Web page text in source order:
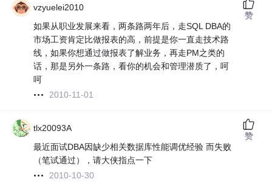
vzyuelei2010
如果从职业发展来看，两条路两年后，走SQL DBA的
市场工资肯定比做报表的高，前提是你一直走技术路
线，如果你想通过做报表了解业务，再走PM之类的
话，那是另外一条路，看你的机会和管理潜质了，呵
呵
2010-11-01
赞
tlx20093A
最近面试DBA因缺少相关数据库性能调优经验 而失败
（笔试通过），请大侠指点一下
2010-10-30
赞